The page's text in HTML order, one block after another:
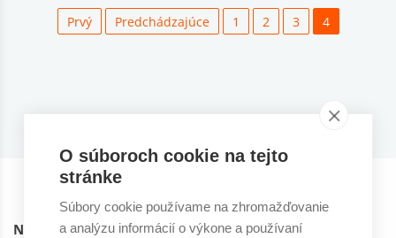
Prvý Predchádzajúce 1 2 3 4
NOVINKY NA EMAIL
O súboroch cookie na tejto
stránke
Súbory cookie používame na zhromažďovanie
a analýzu informácií o výkone a používaní